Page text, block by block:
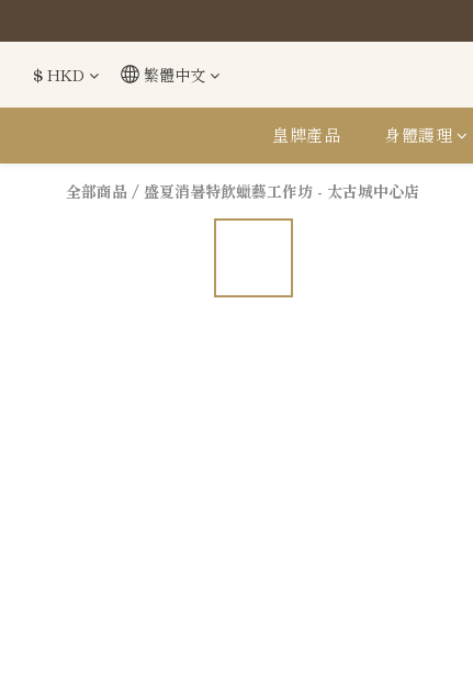
$ HKD 繁體中文
皇牌產品 身體護理
全部商品 / 盛夏消暑特飲蠟藝工作坊 - 太古城中心店